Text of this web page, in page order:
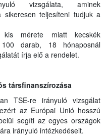
vizsgálata, aminek
sikeresen teljesíteni tudjuk a
kis mérete miatt kecskék
100 darab, 18 hónaposnál
írja elő a rendelet.
társfinanszírozása
TSE-re irányuló vizsgálat
az Európai Unió hosszú
segíti az egyes országok
irányuló intézkedéseit.